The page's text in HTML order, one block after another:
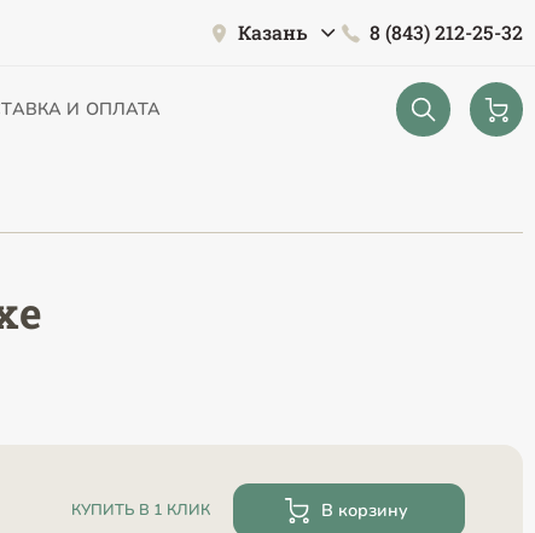
Казань 8 (843) 212-25-32
И ОПЛАТА
КУПИТЬ В 1 КЛИК В корзину